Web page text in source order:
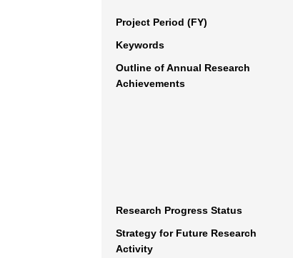
Project Period (FY)
Keywords
Outline of Annual Research
Achievements
Research Progress Status
Strategy for Future Research
Activity